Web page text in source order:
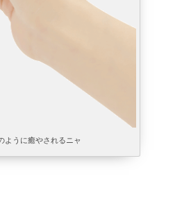
ように癒やされるニャ